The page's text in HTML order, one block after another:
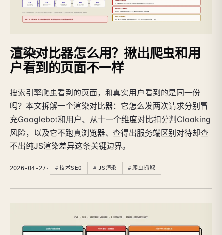
渲染对比器怎么用？揪出爬虫和用
户看到的页面不一样
搜索引擎爬虫看到的页面，和真实用户看到的是同一份
吗？本文拆解一个渲染对比器：它怎么发两次请求分别冒
充Googlebot和用户、从十一个维度对比扣分判Cloaking
风险，以及它不跑真浏览器、查得出服务端区别对待却查
不出纯JS渲染差异这条关键边界。
2026-04-27 · 技术SEO JS渲染 爬虫抓取